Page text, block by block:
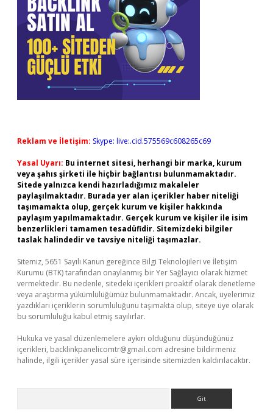
Reklam ve İletişim: Skype: live:.cid.575569c608265c69
Yasal Uyarı: Bu internet sitesi, herhangi bir marka, kurum
veya şahıs şirketi ile hiçbir bağlantısı bulunmamaktadır.
Sitede yalnızca kendi hazırladığımız makaleler
paylaşılmaktadır. Burada yer alan içerikler haber niteliği
taşımamakta olup, gerçek kurum ve kişiler hakkında
paylaşım yapılmamaktadır. Gerçek kurum ve kişiler ile isim
benzerlikleri tamamen tesadüfidir. Sitemizdeki bilgiler
taslak halindedir ve tavsiye niteliği taşımazlar.
Sitemiz, 5651 Sayılı Kanun gereğince Bilgi Teknolojileri ve İletişim
Kurumu (BTK) tarafından onaylanmış bir Yer Sağlayıcı olarak hizmet
vermektedir. Bu nedenle, sitedeki içerikleri proaktif olarak denetleme
veya araştırma yükümlülüğümüz bulunmamaktadır. Ancak, üyelerimiz
yazdıkları içeriklerin sorumluluğunu taşımakta olup, siteye üye olarak
bu sorumluluğu kabul etmiş sayılırlar.
Hukuka ve yasal düzenlemelere aykırı olduğunu düşündüğünüz
içerikleri, backlinkpanelicomtr@gmail.com adresine bildirmeniz
halinde, ilgili içerikler yasal süre içerisinde sitemizden kaldırılacaktır.